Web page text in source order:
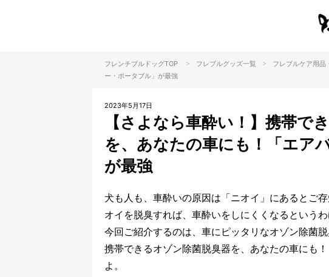
フレンチブルドッグTOP > フレブルグッズ一覧 > フレブルケア用品
ー・ポータブル」が最強
2023年5月17日
【さよなら車酔い！】携帯で
を、あなたの車にも！「エア
が最強
犬も人も、車酔いの原因は「ニオイ」にあるとご
オイを脱臭すれば、車酔いをしにくくなるというわ
今回ご紹介するのは、車にピッタリなオゾン除菌
携帯できるオゾン除菌脱臭器を、あなたの車にも
よ。